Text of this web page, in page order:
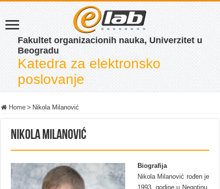
Fakultet organizacionih nauka, Univerzitet u
Beogradu
Katedra za elektronsko
poslovanje
Home > Nikola Milanović
Nikola Milanović
Biografija
Nikola Milanović rođen je
1993. godine u Negotinu.